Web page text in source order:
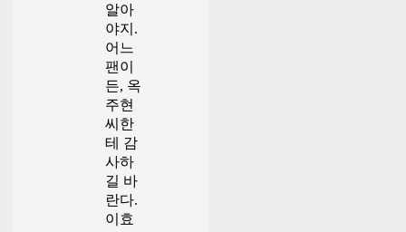
알아
야지.
어느
팬이
든, 옥
주현
씨한
테 감
사하
길 바
란다.
이효